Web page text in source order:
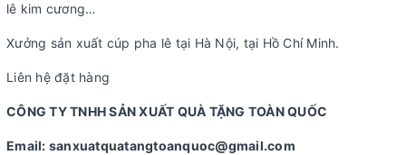
lê kim cương…
Xưởng sản xuất cúp pha lê tại Hà Nội, tại Hồ Chí Minh.
Liên hệ đặt hàng
CÔNG TY TNHH SẢN XUẤT QUÀ TẶNG TOÀN QUỐC
Email: sanxuatquatangtoanquoc@gmail.com